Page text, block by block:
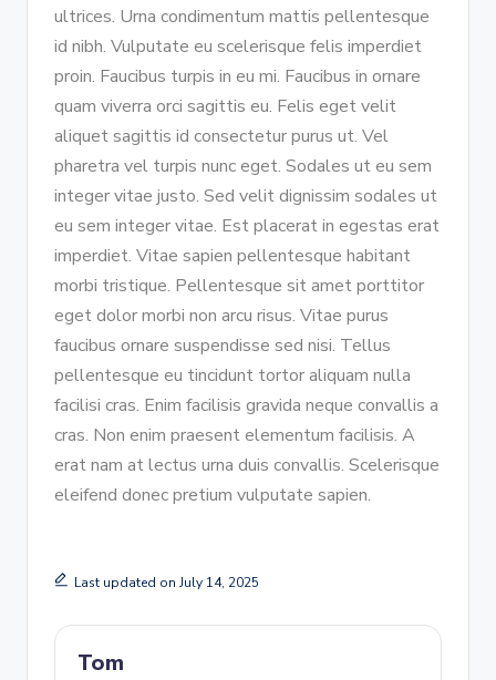
ultrices. Urna condimentum mattis pellentesque
id nibh. Vulputate eu scelerisque felis imperdiet
proin. Faucibus turpis in eu mi. Faucibus in ornare
quam viverra orci sagittis eu. Felis eget velit
aliquet sagittis id consectetur purus ut. Vel
pharetra vel turpis nunc eget. Sodales ut eu sem
integer vitae justo. Sed velit dignissim sodales ut
eu sem integer vitae. Est placerat in egestas erat
imperdiet. Vitae sapien pellentesque habitant
morbi tristique. Pellentesque sit amet porttitor
eget dolor morbi non arcu risus. Vitae purus
faucibus ornare suspendisse sed nisi. Tellus
pellentesque eu tincidunt tortor aliquam nulla
facilisi cras. Enim facilisis gravida neque convallis a
cras. Non enim praesent elementum facilisis. A
erat nam at lectus urna duis convallis. Scelerisque
eleifend donec pretium vulputate sapien.
Last updated on July 14, 2025
Tom